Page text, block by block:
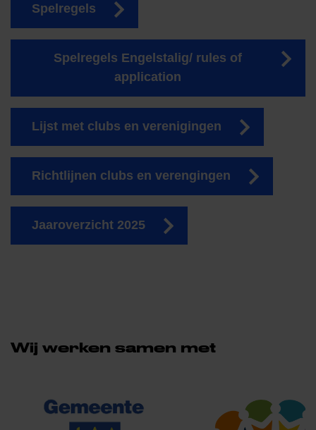
Spelregels
Spelregels Engelstalig/ rules of
application
Lijst met clubs en verenigingen
Richtlijnen clubs en verengingen
Jaaroverzicht 2025
Wij werken samen met